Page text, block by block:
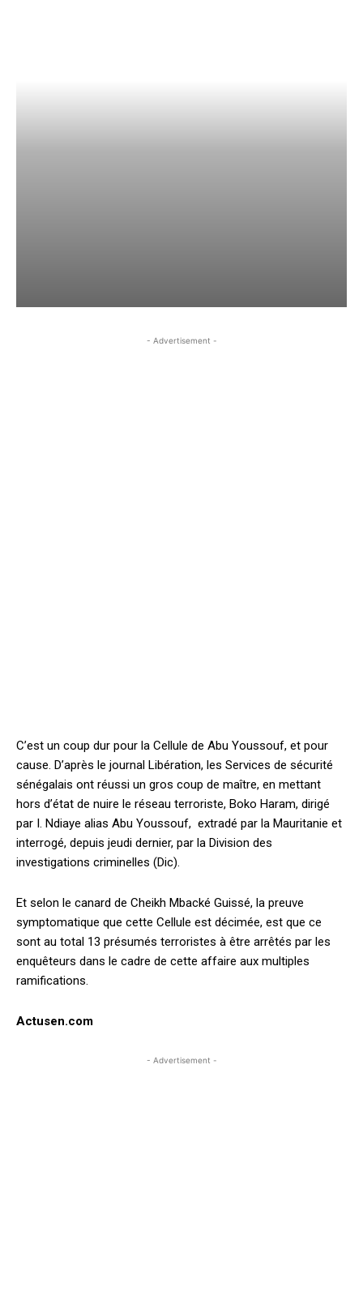
- Advertisement -
C’est un coup dur pour la Cellule de Abu Youssouf, et pour
cause. D’après le journal Libération, les Services de sécurité
sénégalais ont réussi un gros coup de maître, en mettant
hors d’état de nuire le réseau terroriste, Boko Haram, dirigé
par I. Ndiaye alias Abu Youssouf, extradé par la Mauritanie et
interrogé, depuis jeudi dernier, par la Division des
investigations criminelles (Dic).
Et selon le canard de Cheikh Mbacké Guissé, la preuve
symptomatique que cette Cellule est décimée, est que ce
sont au total 13 présumés terroristes à être arrêtés par les
enquêteurs dans le cadre de cette affaire aux multiples
ramifications.
Actusen.com
- Advertisement -